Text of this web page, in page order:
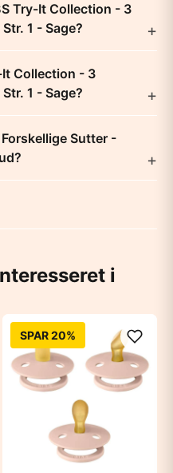
Try-It Collection - 3
1 - Sage?
It Collection - 3
1 - Sage?
Sutter -
i
SPAR 20%